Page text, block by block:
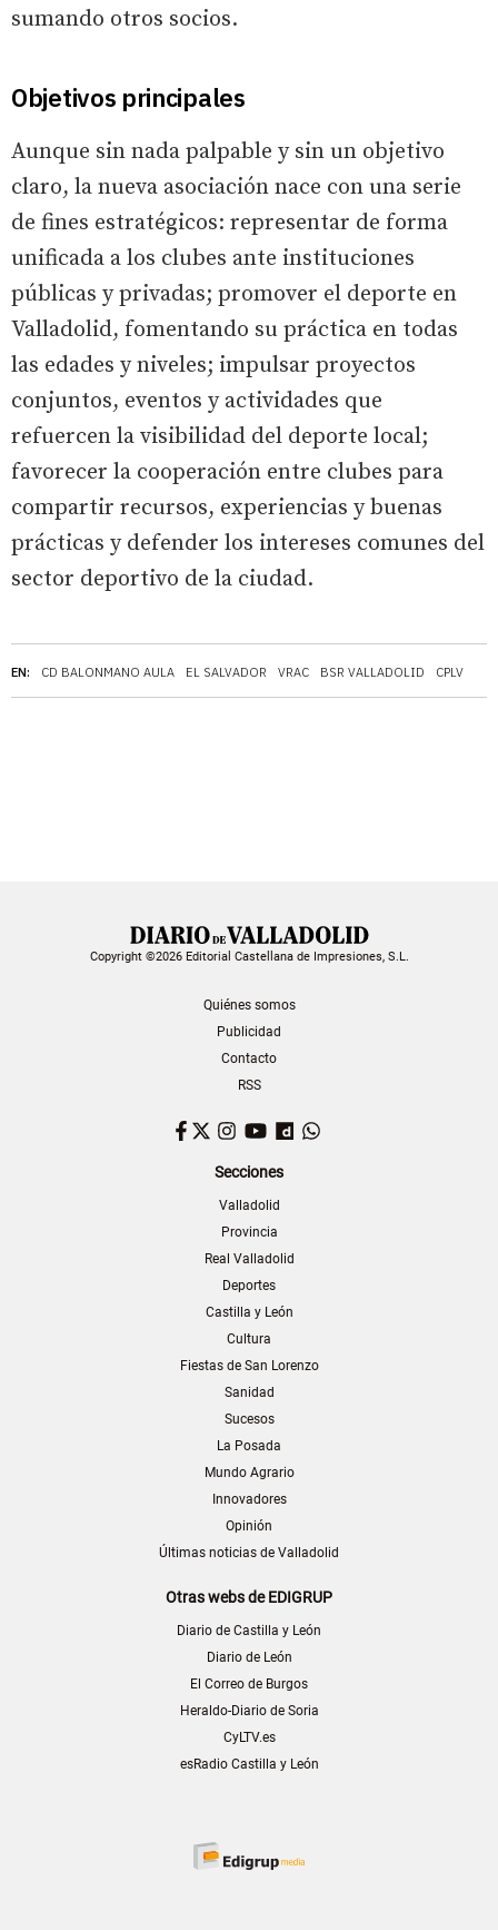
EN: CD BALONMANO AULA EL SALVADOR VRAC BSR VALLADOLID CPLV
sumando otros socios.
Objetivos principales
Aunque sin nada palpable y sin un objetivo
claro, la nueva asociación nace con una serie
de fines estratégicos: representar de forma
unificada a los clubes ante instituciones
públicas y privadas; promover el deporte en
Valladolid, fomentando su práctica en todas
las edades y niveles; impulsar proyectos
conjuntos, eventos y actividades que
refuercen la visibilidad del deporte local;
favorecer la cooperación entre clubes para
compartir recursos, experiencias y buenas
prácticas y defender los intereses comunes del
sector deportivo de la ciudad.
Copyright ©2026 Editorial Castellana de Impresiones, S.L.
Quiénes somos
Publicidad
Contacto
RSS
Facebook
TwitterInstagram
YouTubeDailymotion
Secciones
Valladolid
Provincia
Real Valladolid
Deportes
Castilla y León
Cultura
Fiestas de San Lorenzo
Sanidad
Sucesos
La Posada
Mundo Agrario
Innovadores
Opinión
Últimas noticias de Valladolid
Otras webs de EDIGRUP
Diario de Castilla y León
Diario de León
El Correo de Burgos
Heraldo-Diario de Soria
CyLTV.es
esRadio Castilla y León